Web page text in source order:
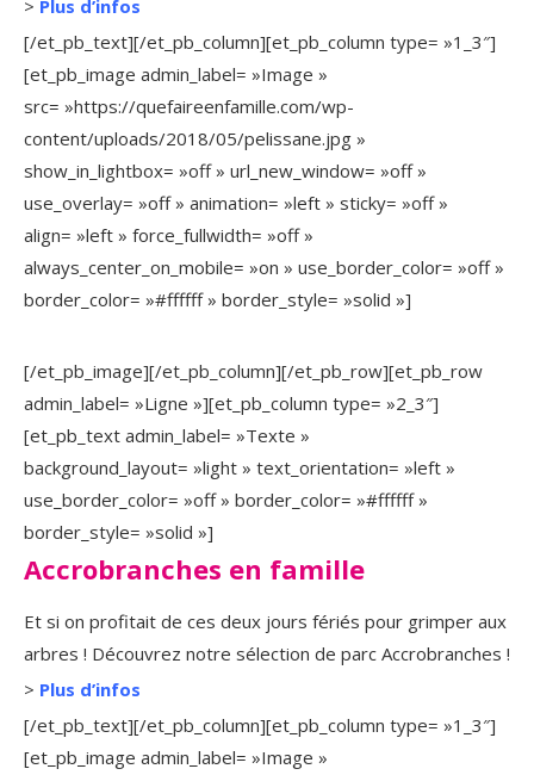
> Plus d’infos
[/et_pb_text][/et_pb_column][et_pb_column type= »1_3″]
[et_pb_image admin_label= »Image »
src= »https://quefaireenfamille.com/wp-
content/uploads/2018/05/pelissane.jpg »
show_in_lightbox= »off » url_new_window= »off »
use_overlay= »off » animation= »left » sticky= »off »
align= »left » force_fullwidth= »off »
always_center_on_mobile= »on » use_border_color= »off »
border_color= »#ffffff » border_style= »solid »]
[/et_pb_image][/et_pb_column][/et_pb_row][et_pb_row
admin_label= »Ligne »][et_pb_column type= »2_3″]
[et_pb_text admin_label= »Texte »
background_layout= »light » text_orientation= »left »
use_border_color= »off » border_color= »#ffffff »
border_style= »solid »]
Accrobranches en famille
Et si on profitait de ces deux jours fériés pour grimper aux
arbres ! Découvrez notre sélection de parc Accrobranches !
> Plus d’infos
[/et_pb_text][/et_pb_column][et_pb_column type= »1_3″]
[et_pb_image admin_label= »Image »